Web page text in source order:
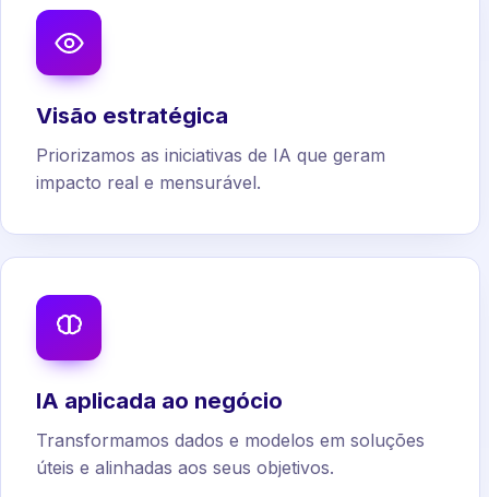
Visão estratégica
Priorizamos as iniciativas de IA que geram
impacto real e mensurável.
IA aplicada ao negócio
Transformamos dados e modelos em soluções
úteis e alinhadas aos seus objetivos.